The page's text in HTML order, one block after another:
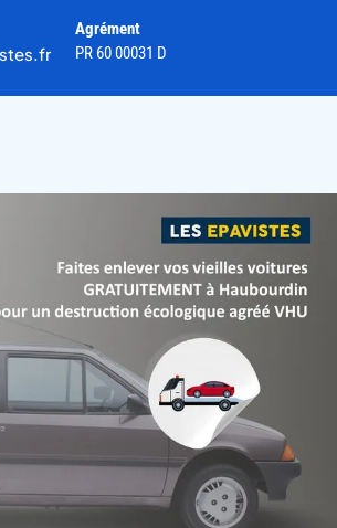
Agrément
PR 60 00031 D